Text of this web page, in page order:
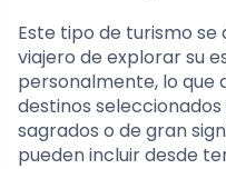
Este tipo de turismo
viajero de explorar su
personalmente, lo que
destinos
sagrados o de gran
pueden incluir desde